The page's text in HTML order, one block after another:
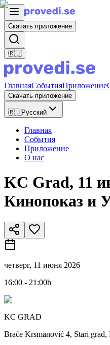
Скачать приложение
🇷🇺
ГлавнаяСобытияПриложение
Скачать приложение
🇷🇺Русский
Главная
События
Приложение
О нас
KC Grad, 11
Кинопоказ и
четверг, 11 июня 2026
16:00 - 21:00h
KC GRAD
Braće Krsmanović 4, Stari grad,